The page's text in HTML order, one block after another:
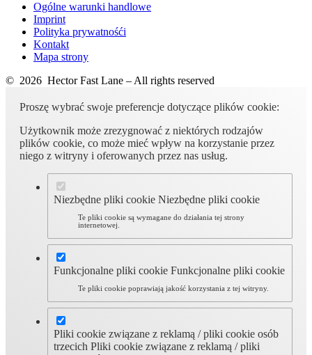
Ogólne warunki handlowe
Imprint
Polityka prywatnośći
Kontakt
Mapa strony
© 2026 Hector Fast Lane – All rights reserved
Proszę wybrać swoje preferencje dotyczące plików cookie:
Użytkownik może zrezygnować z niektórych rodzajów
plików cookie, co może mieć wpływ na korzystanie przez
niego z witryny i oferowanych przez nas usług.
Niezbędne pliki cookie Niezbędne pliki cookie
Te pliki cookie są wymagane do działania tej strony
internetowej.
Funkcjonalne pliki cookie Funkcjonalne pliki cookie
Te pliki cookie poprawiają jakość korzystania z tej witryny.
Pliki cookie związane z reklamą / pliki cookie osób
trzecich Pliki cookie związane z reklamą / pliki